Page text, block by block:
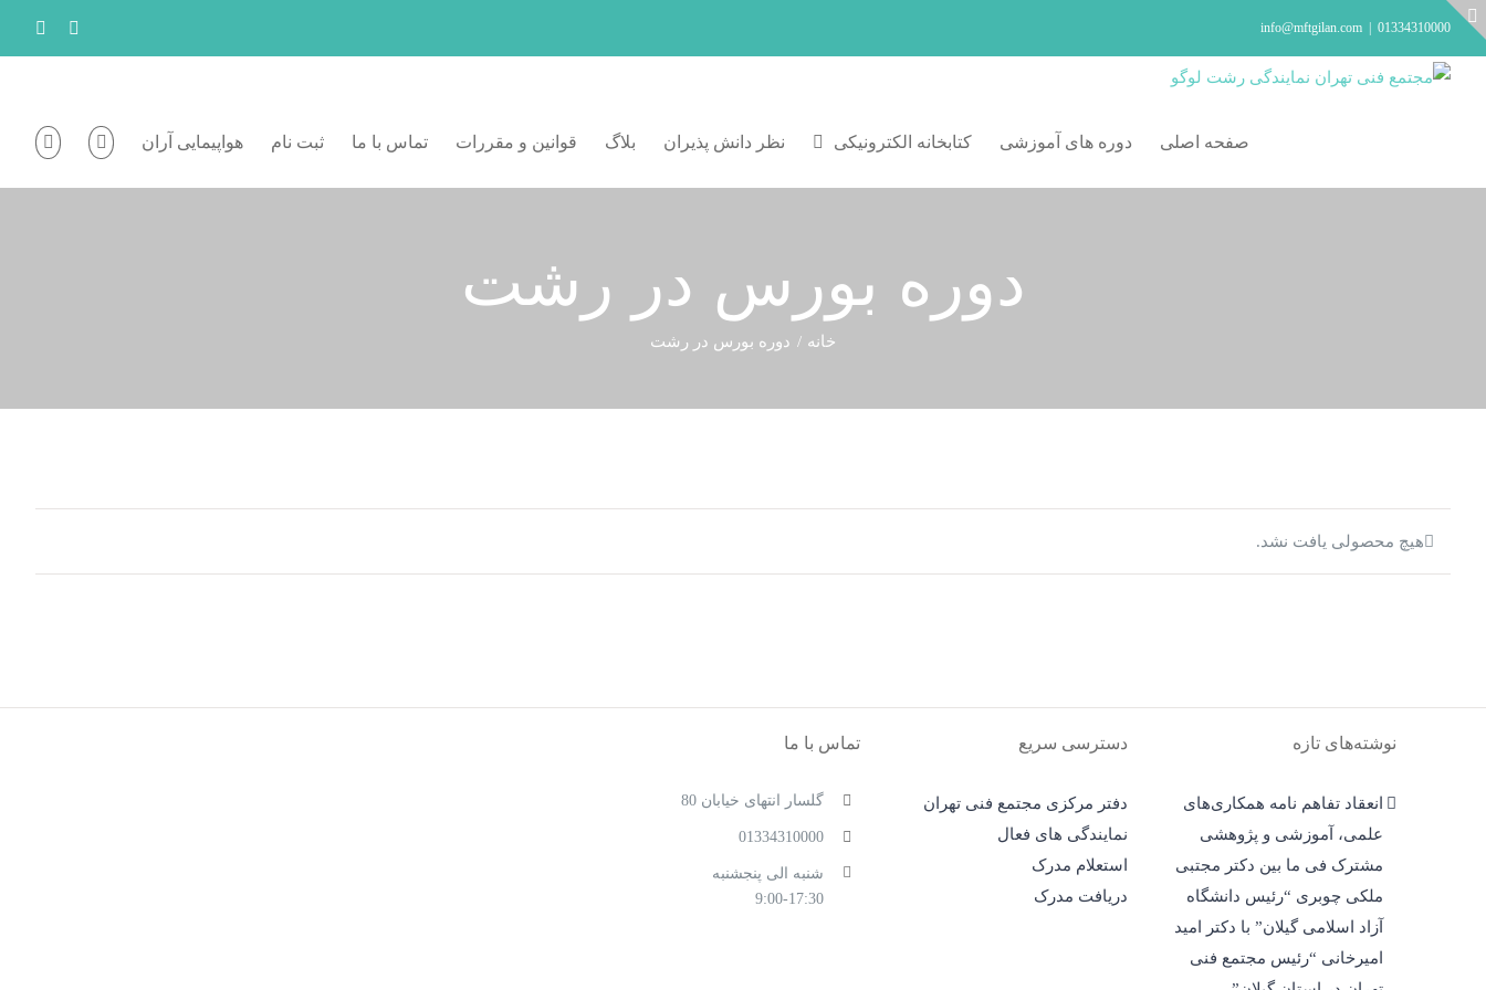
Skip
to
content
01334310000
info@mftgilan.com
Instagram
صفحه اصلی دوره های آموزشی کتابخانه الکترونیکی نظر دانش پذیران بلاگ قوانین و مقررات تماس با ما ثبت نام هواپیمایی آران
دوره بورس در رشت
خانه دوره بورس در رشت
هیچ محصولی یافت نشد.
نوشته‌های تازه
انعقاد تفاهم نامه همکاری‌های
علمی، آموزشی و پژوهشی
مشترک فی ما بین دکتر مجتبی
ملکی چوبری “رئیس دانشگاه
آزاد اسلامی گیلان” با دکتر امید
امیرخانی “رئیس مجتمع فنی
دسترسی سریع
دفتر مرکزی مجتمع فنی تهران
نمایندگی های فعال
استعلام مدرک
دریافت مدرک
تماس با ما
گلسار انتهای خیابان 80
01334310000
شنبه الی پنجشنبه
9:00-17:30
Toggle
Sliding